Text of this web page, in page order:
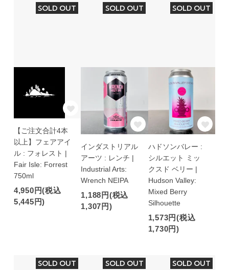
SOLD OUT
【ご注文合計4本
以上】フェアアイ
ル : フォレスト |
Fair Isle: Forrest
750ml
4,950円(税込
5,445円)
SOLD OUT
インダストリアル
アーツ : レンチ |
Industrial Arts:
Wrench NEIPA
1,188円(税込
1,307円)
SOLD OUT
ハドソンバレー :
シルエット ミッ
クスド ベリー |
Hudson Valley:
Mixed Berry
Silhouette
1,573円(税込
1,730円)
SOLD OUT SOLD OUT SOLD OUT